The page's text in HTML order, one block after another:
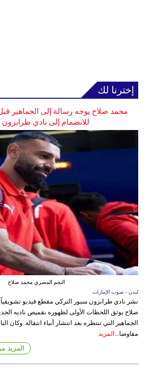
إخترنا لك
محمد صلاح يوجه رسالة إلى الجماهير
للانضمام إلى نادي طرابزون
النجم المصري محمد صلاح
لندن - صوت الإمارات
نشر نادي طرابزون سبور التركي مقطع فيديو
صلاح يوثق اللحظات الأولى لظهوره بقميص ناديه
الجماهير التي تنتظره بعد انتشار أنباء انتقاله. وكان
مفاوضا... المزيد
المزيد